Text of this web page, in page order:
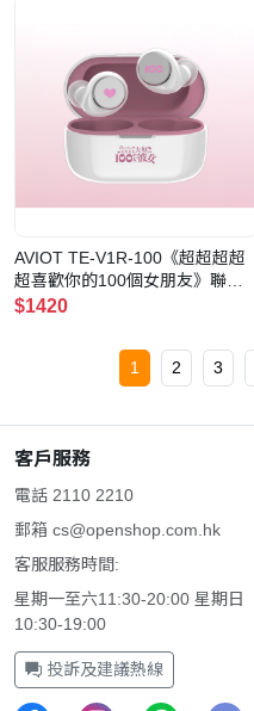
AVIOT TE-V1R-100《超超超超
超喜歡你的100個女朋友》聯乘
款無線藍牙耳機
$1420
1 2 3
客戶服務
電話 2110 2210
郵箱 cs@openshop.com.hk
客服服務時間:
星期一至六11:30-20:00 星期日
10:30-19:00
投訴及建議熱線